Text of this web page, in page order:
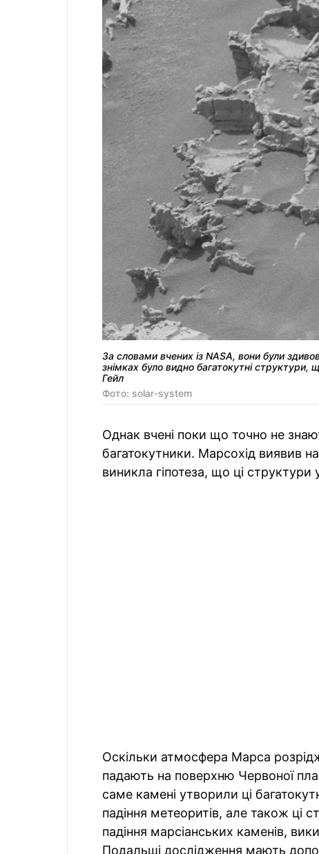
За словами вчених із NASA, вони були
знімках було видно багатокутні структури,
Гейл
Фото: solar-system
Однак вчені поки що точно не
багатокутники. Марсохід виявив
виникла гіпотеза, що ці структури
Оскільки атмосфера Марса
падають на поверхню Червоної
саме камені утворили ці
падіння метеоритів, але також ці
падіння марсіанських каменів,
Подальші дослідження мають